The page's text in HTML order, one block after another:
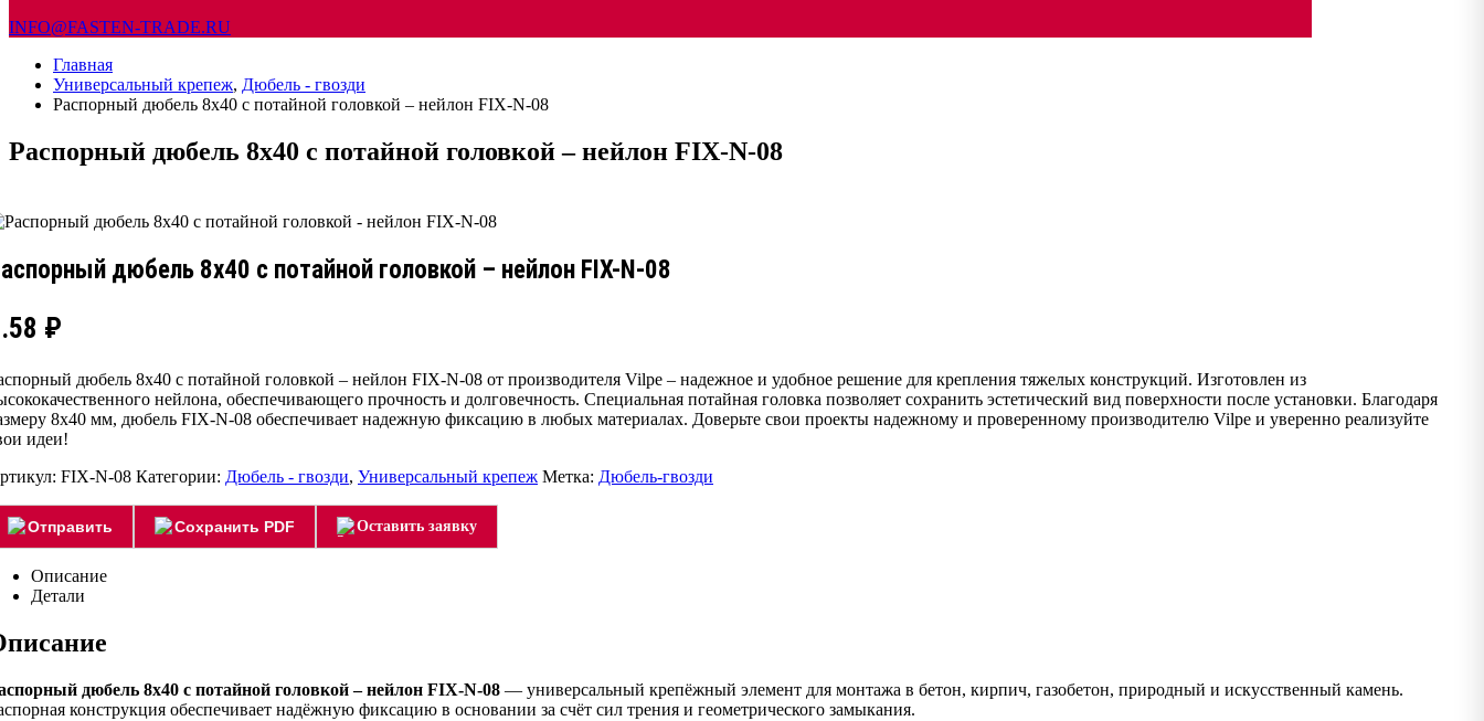
INFO@FASTEN-TRADE.RU
Главная
Универсальный крепеж, Дюбель - гвозди
Распорный дюбель 8х40 с потайной головкой – нейлон FIX-N-08
Распорный дюбель 8х40 с потайной головкой – нейлон FIX-N-08
дюбель 8х40 с потайной головкой – нейлон FIX-N-08
₽
дюбель 8х40 с потайной головкой – нейлон FIX-N-08 от производителя Vilpe – надежное и удобное решение для крепления тяжелых конструкций. Изготовлен из
нейлона, обеспечивающего прочность и долговечность. Специальная потайная головка позволяет сохранить эстетический вид поверхности после установки. Благодаря
8х40 мм, дюбель FIX-N-08 обеспечивает надежную фиксацию в любых материалах. Доверьте свои проекты надежному и проверенному производителю Vilpe и уверенно реализуйте
идеи!
FIX-N-08 Категории: Дюбель - гвозди, Универсальный крепеж Метка: Дюбель-гвозди
Отправить Сохранить PDF Оставить заявку
Описание
Детали
дюбель 8х40 с потайной головкой – нейлон FIX-N-08 — универсальный крепёжный элемент для монтажа в бетон, кирпич, газобетон, природный и искусственный камень.
конструкция обеспечивает надёжную фиксацию в основании за счёт сил трения и геометрического замыкания.